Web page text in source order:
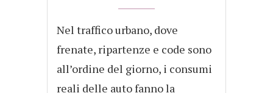
Nel traffico urbano, dove
frenate, ripartenze e code sono
all’ordine del giorno, i consumi
reali delle auto fanno la